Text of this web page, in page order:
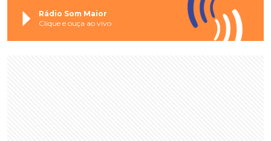
Rádio Som Maior
Clique e ouça ao vivo